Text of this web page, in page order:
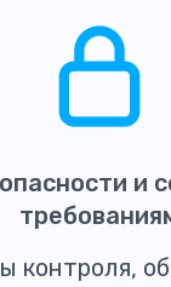
и
контроля,